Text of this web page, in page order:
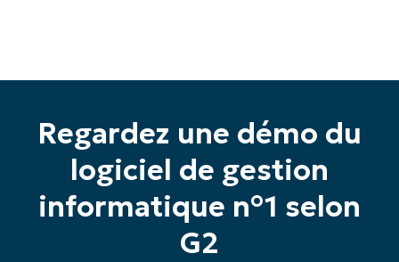
Regardez une démo du
logiciel de gestion
informatique n°1 selon
G2